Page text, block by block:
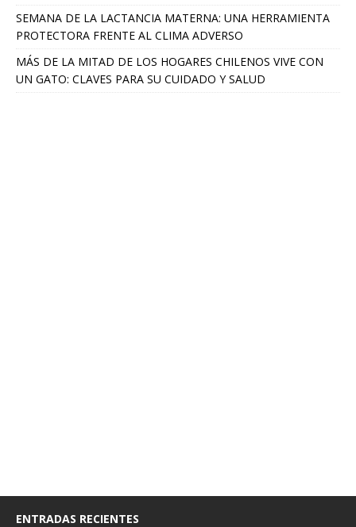
SEMANA DE LA LACTANCIA MATERNA: UNA HERRAMIENTA
PROTECTORA FRENTE AL CLIMA ADVERSO
MÁS DE LA MITAD DE LOS HOGARES CHILENOS VIVE CON
UN GATO: CLAVES PARA SU CUIDADO Y SALUD
ENTRADAS RECIENTES